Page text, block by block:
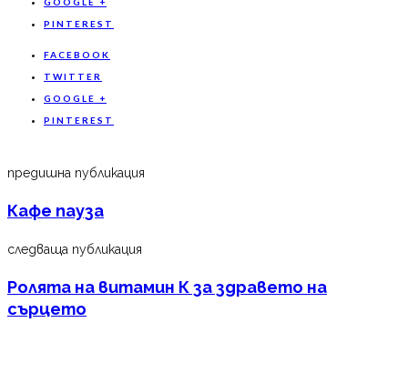
PINTEREST
FACEBOOK
TWITTER
GOOGLE +
PINTEREST
предишна публикация
Кафе пауза
следваща публикация
Ролята на витамин К за здравето на
сърцето